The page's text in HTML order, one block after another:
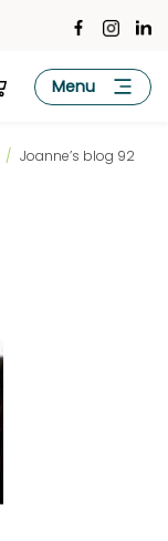
Menu
/ Joanne’s blog 92